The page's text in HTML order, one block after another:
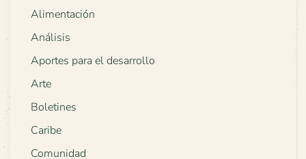
Alimentación
Análisis
Aportes para el desarrollo
Arte
Boletines
Caribe
Comunidad